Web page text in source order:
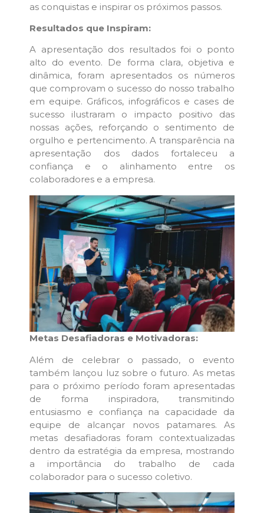
as conquistas e inspirar os próximos passos.
Resultados que Inspiram:
A apresentação dos resultados foi o ponto
alto do evento. De forma clara, objetiva e
dinâmica, foram apresentados os números
que comprovam o sucesso do nosso trabalho
em equipe. Gráficos, infográficos e cases de
sucesso ilustraram o impacto positivo das
nossas ações, reforçando o sentimento de
orgulho e pertencimento. A transparência na
apresentação dos dados fortaleceu a
confiança e o alinhamento entre os
colaboradores e a empresa.
Metas Desafiadoras e Motivadoras:
Além de celebrar o passado, o evento
também lançou luz sobre o futuro. As metas
para o próximo período foram apresentadas
de forma inspiradora, transmitindo
entusiasmo e confiança na capacidade da
equipe de alcançar novos patamares. As
metas desafiadoras foram contextualizadas
dentro da estratégia da empresa, mostrando
a importância do trabalho de cada
colaborador para o sucesso coletivo.